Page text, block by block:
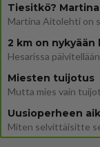
2 km on
Miesten tuijotus